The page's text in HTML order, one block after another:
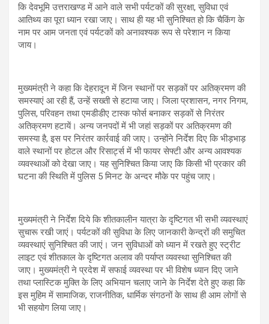
कि देवभूमि उत्तराखण्ड में आने वाले सभी पर्यटकों की सुरक्षा, सुविधा एवं
आतिथ्य का पूरा ध्यान रखा जाए। साथ ही यह भी सुनिश्चित हो कि चैकिंग के
नाम पर आम जनता एवं पर्यटकों को अनावश्यक रूप से परेशान न किया
जाय।
मुख्यमंत्री ने कहा कि देहरादून में जिन स्थानों पर सड़कों पर अतिक्रमण की
समस्याएं आ रही हैं, उन्हें सख्ती से हटाया जाए। जिला प्रशासन, नगर निगम,
पुलिस, परिवहन तथा एमडीडीए टास्क फोर्स बनाकर सड़कों से निरंतर
अतिक्रमण हटायें। अन्य जनपदों में भी जहां सड़कों पर अतिक्रमण की
समस्या है, इस पर निरंतर कार्रवाई की जाए। उन्होंने निर्देश दिए कि भीड़भाड़
वाले स्थानों पर होटल और रिसार्ट्स में भी फायर सेफ्टी और अन्य आवश्यक
व्यवस्थाओं को देखा जाए। यह सुनिश्चित किया जाए कि किसी भी प्रकार की
घटना की स्थिति में पुलिस 5 मिनट के अन्दर मौके पर पहुंच जाए।
मुख्यमंत्री ने निर्देश दिये कि शीतकालीन यात्रा के दृष्टिगत भी सभी व्यवस्थाएं
सुचारू रखी जाएं। पर्यटकों की सुविधा के लिए जानकारी केन्द्रों की समुचित
व्यवस्थाएं सुनिश्चित की जाएं। जन सुविधाओं को ध्यान में रखते हुए स्ट्रीट
लाइट एवं शीतकाल के दृष्टिगत अलाव की पर्याप्त व्यवस्था सुनिश्चित की
जाए। मुख्यमंत्री ने प्रदेश में सफाई व्यवस्था पर भी विशेष ध्यान दिए जाने
तथा प्लास्टिक मुक्ति के लिए अभियान चलाए जाने के निर्देश देते हुए कहा कि
इस मुहिम में सामाजिक, राजनीतिक, धार्मिक संगठनों के साथ ही आम लोगों से
भी सहयोग लिया जाए।